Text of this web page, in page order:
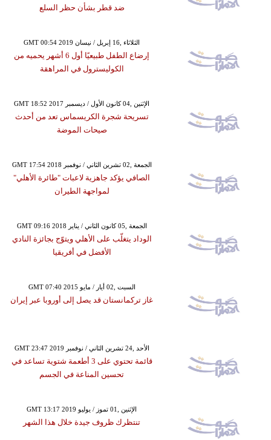
ضد قطر بشأن حظر السلع
GMT 00:54 2019 الثلاثاء ,16 إبريل / نيسان
إرضاع الطفل طبيعيًا أول 6 أشهر يحميه من
الكوليسترول في المراهقة
GMT 18:52 2017 الإثنين ,04 كانون الأول / ديسمبر
تسريحة شجرة الكريسماس تعد من أحدث
صيحات الموضة
GMT 17:54 2018 الجمعة ,02 تشرين الثاني / نوفمبر
الصافي يؤكد جاهزية لاعبات "طائرة الأهلي"
لمواجهة الطيران
GMT 09:16 2018 الجمعة ,05 كانون الثاني / يناير
الوداد يتغلّب على الأهلي ويتوّج بجائزة النادي
الأفضل في أفريقيا
GMT 07:40 2015 السبت ,02 أيار / مايو
غاز تركمانستان قد يصل إلى أوروبا عبر إيران
GMT 23:47 2019 الأحد ,24 تشرين الثاني / نوفمبر
قائمة تحتوي على 3 أطعمة شتوية تساعد في
تحسين المناعة في الجسم
GMT 13:17 2019 الإثنين ,01 تموز / يوليو
تنتظرك ظروف جيدة خلال هذا الشهر